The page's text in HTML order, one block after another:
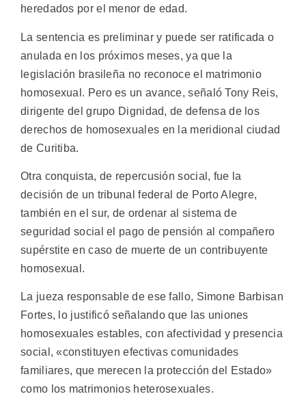
heredados por el menor de edad.
La sentencia es preliminar y puede ser ratificada o
anulada en los próximos meses, ya que la
legislación brasileña no reconoce el matrimonio
homosexual. Pero es un avance, señaló Tony Reis,
dirigente del grupo Dignidad, de defensa de los
derechos de homosexuales en la meridional ciudad
de Curitiba.
Otra conquista, de repercusión social, fue la
decisión de un tribunal federal de Porto Alegre,
también en el sur, de ordenar al sistema de
seguridad social el pago de pensión al compañero
supérstite en caso de muerte de un contribuyente
homosexual.
La jueza responsable de ese fallo, Simone Barbisan
Fortes, lo justificó señalando que las uniones
homosexuales estables, con afectividad y presencia
social, «constituyen efectivas comunidades
familiares, que merecen la protección del Estado»
como los matrimonios heterosexuales.